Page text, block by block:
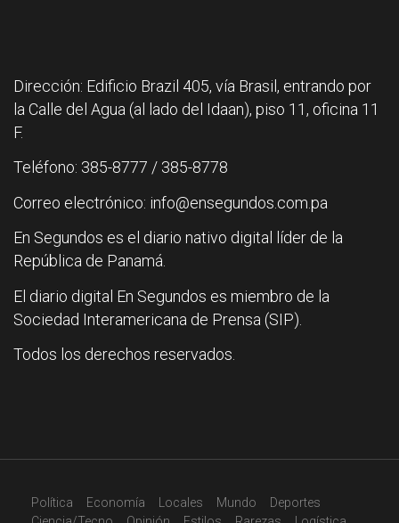
Dirección: Edificio Brazil 405, vía Brasil, entrando por
la Calle del Agua (al lado del Idaan), piso 11, oficina 11
F.
Teléfono: 385-8777 / 385-8778
Correo electrónico: info@ensegundos.com.pa
En Segundos es el diario nativo digital líder de la
República de Panamá.
El diario digital En Segundos es miembro de la
Sociedad Interamericana de Prensa (SIP).
Todos los derechos reservados.
Política Economía Locales Mundo
Deportes